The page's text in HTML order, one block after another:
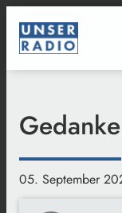
05. September